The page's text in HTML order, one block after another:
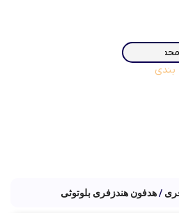
بندی
هدفون هندزفری بلوتوثی